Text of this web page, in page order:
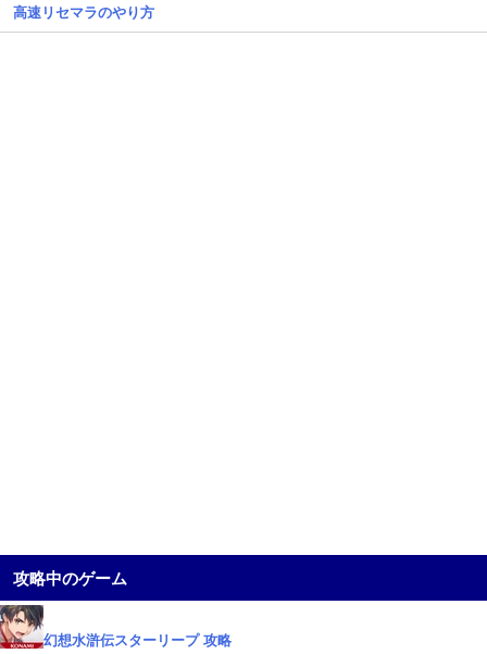
高速リセマラのやり方
攻略中のゲーム
幻想水滸伝スターリープ 攻略